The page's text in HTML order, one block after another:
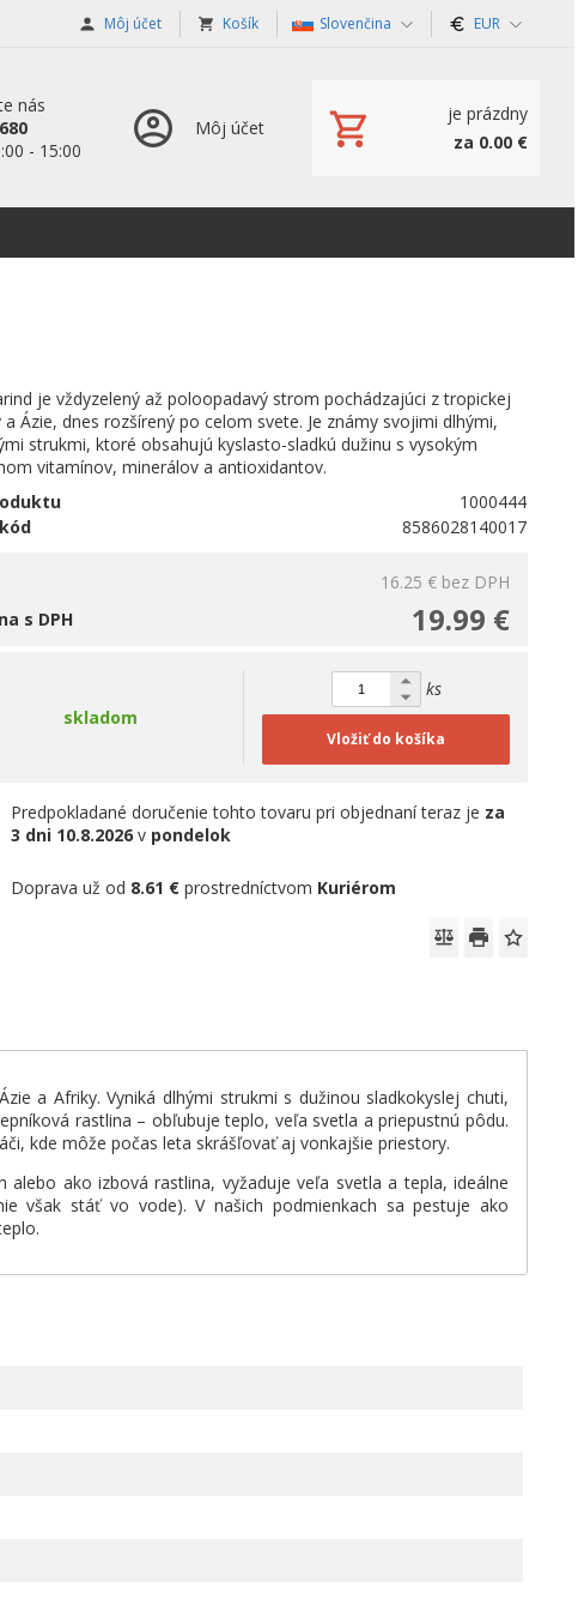
Môj účet Košík Slovenčina EUR
nás
- 15:00
Môj účet
je prázdny
za 0.00 €
je vždyzelený až poloopadavý strom pochádzajúci z tropickej
a Ázie, dnes rozšírený po celom svete. Je známy svojimi dlhými,
strukmi, ktoré obsahujú kyslasto-sladkú dužinu s vysokým
vitamínov, minerálov a antioxidantov.
1000444
8586028140017
16.25 € bez DPH
19.99 €
s DPH
skladom
ks
Vložiť do košíka
Predpokladané doručenie tohto tovaru pri objednaní teraz je za
3 dni 10.8.2026 v pondelok
Doprava už od 8.61 € prostredníctvom Kuriérom
a Afriky. Vyniká dlhými strukmi s dužinou sladkokyslej chuti,
rastlina – obľubuje teplo, veľa svetla a priepustnú pôdu.
kde môže počas leta skrášľovať aj vonkajšie priestory.
alebo ako izbová rastlina, vyžaduje veľa svetla a tepla, ideálne
však stáť vo vode). V našich podmienkach sa pestuje ako